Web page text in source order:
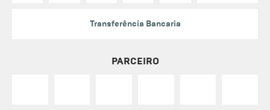
Transferência Bancaria
PARCEIRO